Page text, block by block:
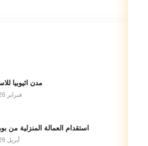
مدن اثيوبيا
09 فبراير 2026
استقدام العمالة المنزلية من
08 أبريل 2026